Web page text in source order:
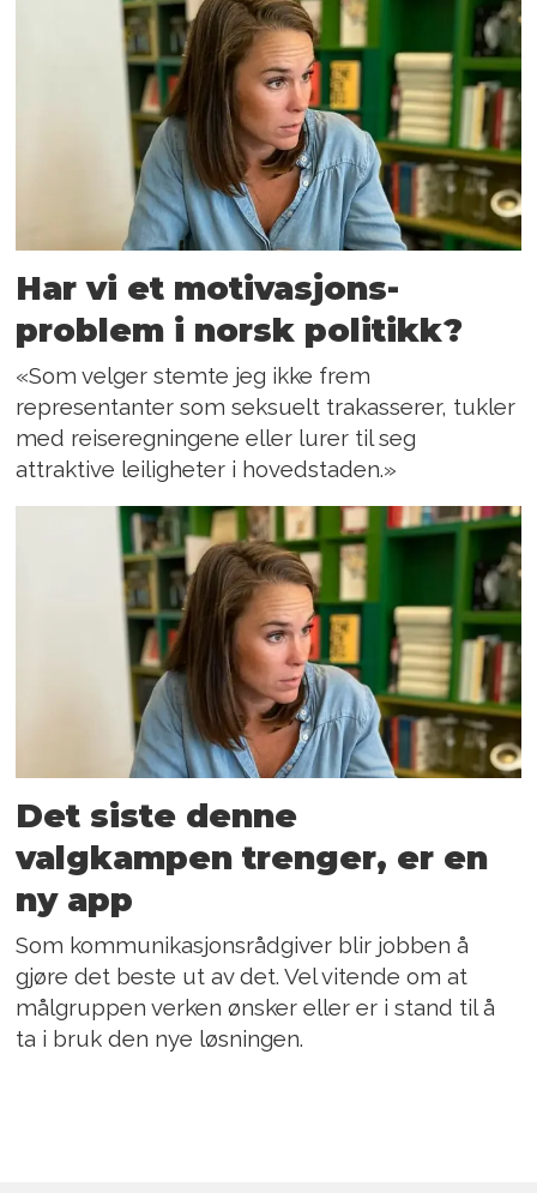
Har vi et motivasjons­
problem i norsk politikk?
«Som velger stemte jeg ikke frem
representanter som seksuelt trakasserer, tukler
med reiseregningene eller lurer til seg
attraktive leiligheter i hovedstaden.»
Det siste denne
valgkampen trenger, er en
ny app
Som kommunikasjonsrådgiver blir jobben å
gjøre det beste ut av det. Vel vitende om at
målgruppen verken ønsker eller er i stand til å
ta i bruk den nye løsningen.